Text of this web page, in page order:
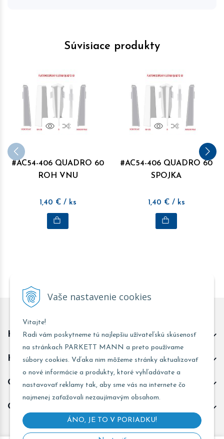
Vaše nastavenie cookies
Vitajte!
Radi vám poskytneme tú najlepšiu užívateľskú skúsenosť
na stránkach PARKETT MANN a preto používame
súbory cookies. Vďaka nim môžeme stránky aktualizovať
o nové informácie a produkty, ktoré vyhľadávate a
nastavovať reklamy tak, aby sme vás na internete čo
najmenej zaťažovali nezaujímavým obsahom.
ÁNO, JE TO V PORIADKU!
Súvisiace produkty
NáhľadPorovnať
#AC54-406 QUADRO 60
ROH VNU
1,40 € / ks
NáhľadPorovnať
#AC54-406 QUADRO 60
SPOJKA
1,40 € / ks
Kontakt predajňa Trnava
Kontakt predajňa Žarnovica
Obchodné informácie
Odoberať novinky